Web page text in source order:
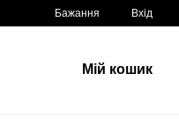
Бажання Вхід
Мій кошик